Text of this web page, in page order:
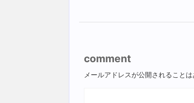
comment
メールアドレスが公開されることは